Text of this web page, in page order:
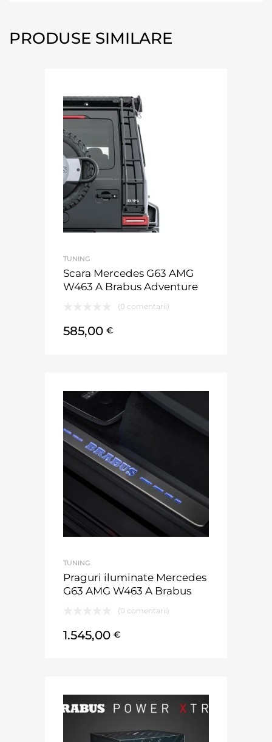
PRODUSE SIMILARE
TUNING
Scara Mercedes G63 AMG
W463 A Brabus Adventure
(0 comentarii)
585,00 €
TUNING
Praguri iluminate Mercedes
G63 AMG W463 A Brabus
(0 comentarii)
1.545,00 €